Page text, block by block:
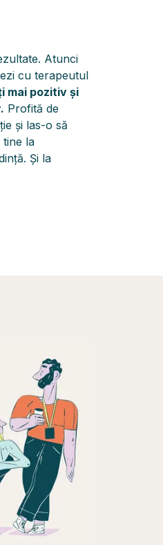
Atunci
cu terapeutul
mai pozitiv și
Profită de
și las-o să
la
Și la